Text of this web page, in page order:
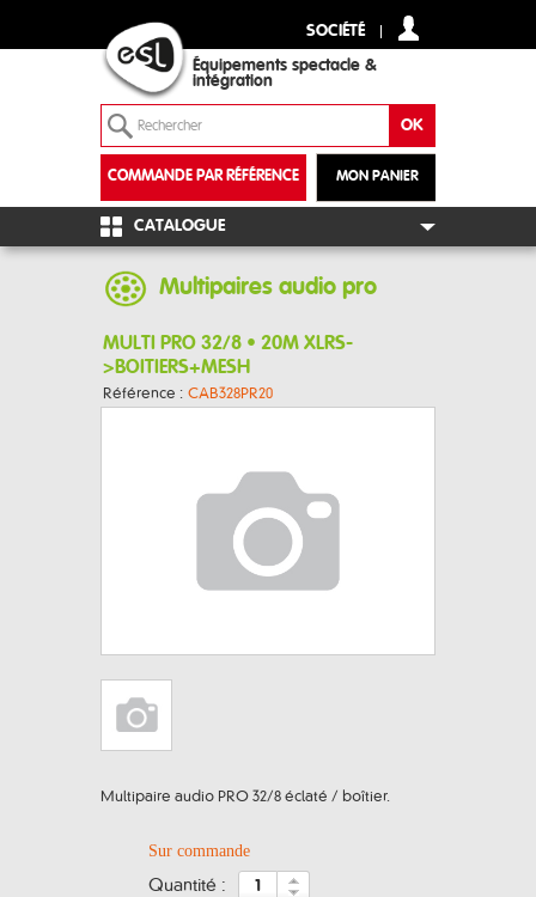
SOCIÉTÉ
Équipements spectacle &
intégration
MON PANIER
COMMANDE PAR RÉFÉRENCE
+
CATALOGUE
Multipaires audio pro
MULTI PRO 32/8 • 20M XLRS-
>BOITIERS+MESH
Référence : CAB328PR20
Multipaire audio PRO 32/8 éclaté / boîtier.
Sur commande
quantité :